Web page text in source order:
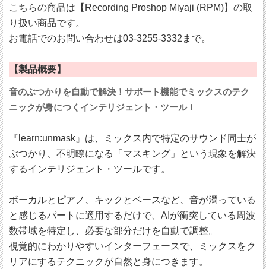
こちらの商品は【Recording Proshop Miyaji (RPM)】の取
り扱い商品です。
お電話でのお問い合わせは03-3255-3332まで。
【製品概要】
音のぶつかりを自動で解決！サポート機能でミックスのテク
ニックが身につくインテリジェント・ツール！
『learn:unmask』は、ミックス内で特定のサウンド同士が
ぶつかり、不明瞭になる「マスキング」という現象を解決
するインテリジェント・ツールです。
ボーカルとピアノ、キックとベースなど、音が濁っている
と感じるパートに適用するだけで、AIが衝突している周波
数帯域を特定し、必要な部分だけを自動で調整。
視覚的にわかりやすいインターフェースで、ミックスをク
リアにするテクニックが自然と身につきます。